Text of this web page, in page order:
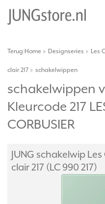
Terug Home Designseries Les
clair 217 schakelwippen
schakelwippen
Kleurcode 217
CORBUSIER
JUNG schakelwip
clair 217 (LC 990 217)